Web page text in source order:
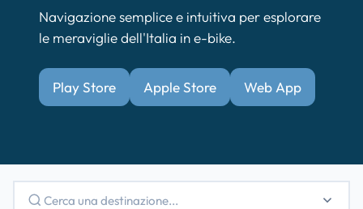
Navigazione semplice e intuitiva per esplorare
le meraviglie dell'Italia in e-bike.
Play Store Apple Store Web App